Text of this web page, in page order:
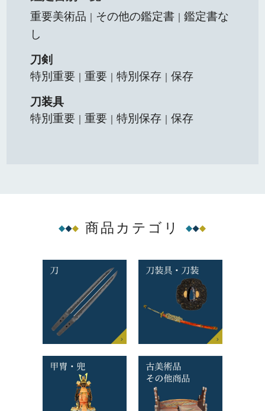
重要美術品 その他の鑑定書 ｜鑑定書な
し
刀剣
特別重要 ｜重要 ｜特別保存 ｜保存
刀装具
特別重要 ｜重要 ｜特別保存 ｜保存
商品カテゴリ